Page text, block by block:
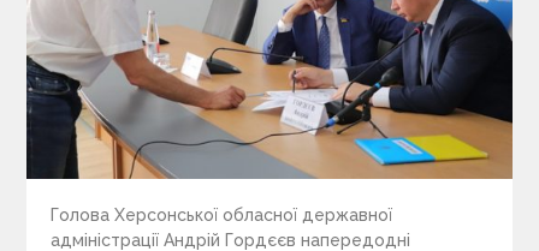
Голова Херсонської обласної державної
адміністрації Андрій Гордєєв напередодні